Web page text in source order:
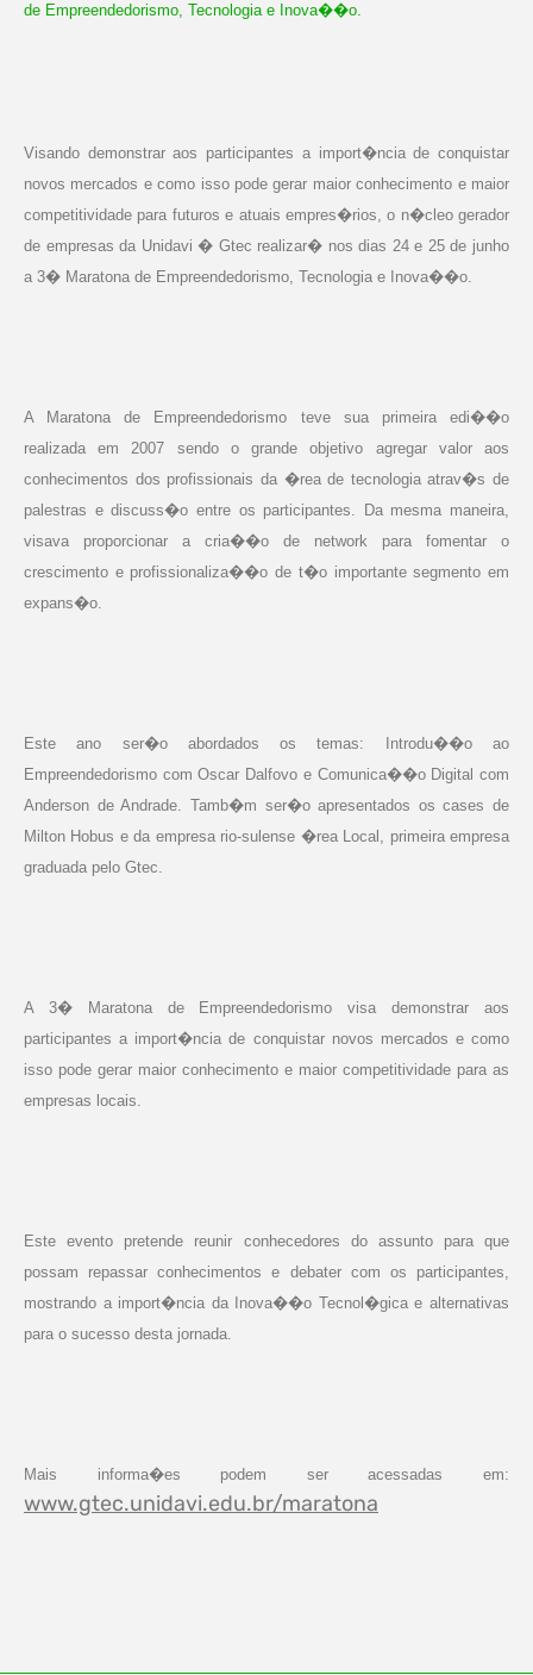
de Empreendedorismo, Tecnologia e Inova��o.
Visando demonstrar aos participantes a import�ncia de conquistar
novos mercados e como isso pode gerar maior conhecimento e maior
competitividade para futuros e atuais empres�rios, o n�cleo gerador
de empresas da Unidavi � Gtec realizar� nos dias 24 e 25 de junho
a 3� Maratona de Empreendedorismo, Tecnologia e Inova��o.
A Maratona de Empreendedorismo teve sua primeira edi��o
realizada em 2007 sendo o grande objetivo agregar valor aos
conhecimentos dos profissionais da �rea de tecnologia atrav�s de
palestras e discuss�o entre os participantes. Da mesma maneira,
visava proporcionar a cria��o de network para fomentar o
crescimento e profissionaliza��o de t�o importante segmento em
expans�o.
Este ano ser�o abordados os temas: Introdu��o ao
Empreendedorismo com Oscar Dalfovo e Comunica��o Digital com
Anderson de Andrade. Tamb�m ser�o apresentados os cases de
Milton Hobus e da empresa rio-sulense �rea Local, primeira empresa
graduada pelo Gtec.
A 3� Maratona de Empreendedorismo visa demonstrar aos
participantes a import�ncia de conquistar novos mercados e como
isso pode gerar maior conhecimento e maior competitividade para as
empresas locais.
Este evento pretende reunir conhecedores do assunto para que
possam repassar conhecimentos e debater com os participantes,
mostrando a import�ncia da Inova��o Tecnol�gica e alternativas
para o sucesso desta jornada.
Mais informa�es podem ser acessadas em:
www.gtec.unidavi.edu.br/maratona